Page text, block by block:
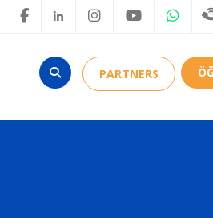
PARTNERS